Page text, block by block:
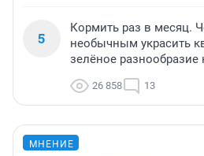
5
Кормить раз в месяц.
необычным украсить
зелёное разнообразие
26 858 13
МНЕНИЕ